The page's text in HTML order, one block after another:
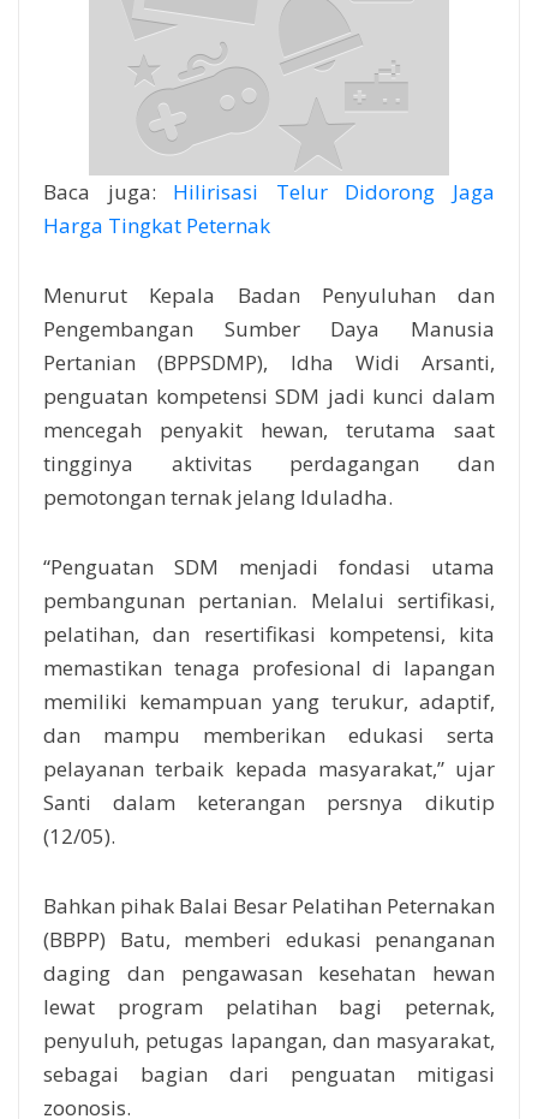
Baca juga: Hilirisasi Telur Didorong Jaga
Harga Tingkat Peternak
Menurut Kepala Badan Penyuluhan dan
Pengembangan Sumber Daya Manusia
Pertanian (BPPSDMP), Idha Widi Arsanti,
penguatan kompetensi SDM jadi kunci dalam
mencegah penyakit hewan, terutama saat
tingginya aktivitas perdagangan dan
pemotongan ternak jelang Iduladha.
“Penguatan SDM menjadi fondasi utama
pembangunan pertanian. Melalui sertifikasi,
pelatihan, dan resertifikasi kompetensi, kita
memastikan tenaga profesional di lapangan
memiliki kemampuan yang terukur, adaptif,
dan mampu memberikan edukasi serta
pelayanan terbaik kepada masyarakat,” ujar
Santi dalam keterangan persnya dikutip
(12/05).
Bahkan pihak Balai Besar Pelatihan Peternakan
(BBPP) Batu, memberi edukasi penanganan
daging dan pengawasan kesehatan hewan
lewat program pelatihan bagi peternak,
penyuluh, petugas lapangan, dan masyarakat,
sebagai bagian dari penguatan mitigasi
zoonosis.